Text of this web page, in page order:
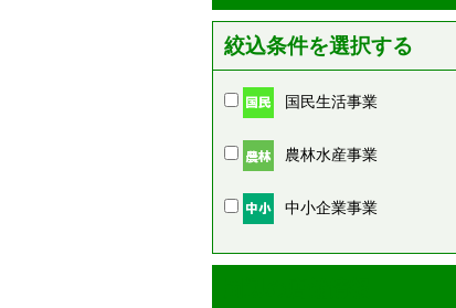
絞込条件を選択する
国民生活事業
農林水産事業
中小企業事業